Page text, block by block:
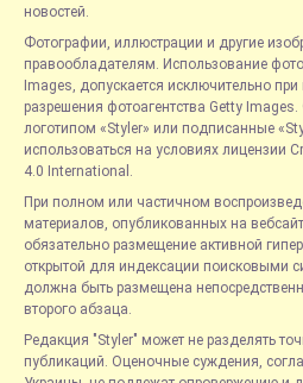
новостей.
Фотографии, иллюстрации и другие
правообладателям. Использование
Images, допускается исключительно
разрешения фотоагентства Getty
логотипом «Styler» или подписанные
использоваться на условиях лицензии
4.0 International.
При полном или частичном
материалов, опубликованных на
обязательно размещение активной
открытой для индексации поисковыми
должна быть размещена
второго абзаца.
Редакция "Styler" может не разделять
публикаций. Оценочные суждения,